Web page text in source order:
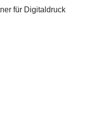
für Digitaldruck